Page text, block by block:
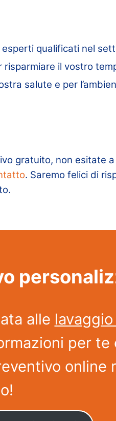
qualificati nel
il vostro
salute e per
gratuito, non esitate
. Saremo felici di
alle
per te
online